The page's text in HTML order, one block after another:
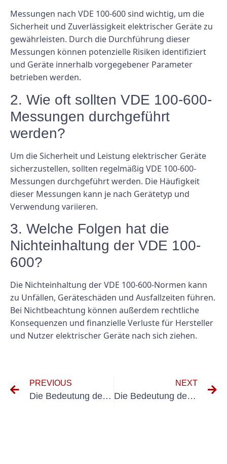
Messungen nach VDE 100-600 sind wichtig, um die
Sicherheit und Zuverlässigkeit elektrischer Geräte zu
gewährleisten. Durch die Durchführung dieser
Messungen können potenzielle Risiken identifiziert
und Geräte innerhalb vorgegebener Parameter
betrieben werden.
2. Wie oft sollten VDE 100-600-
Messungen durchgeführt
werden?
Um die Sicherheit und Leistung elektrischer Geräte
sicherzustellen, sollten regelmäßig VDE 100-600-
Messungen durchgeführt werden. Die Häufigkeit
dieser Messungen kann je nach Gerätetyp und
Verwendung variieren.
3. Welche Folgen hat die
Nichteinhaltung der VDE 100-
600?
Die Nichteinhaltung der VDE 100-600-Normen kann
zu Unfällen, Geräteschäden und Ausfallzeiten führen.
Bei Nichtbeachtung können außerdem rechtliche
Konsequenzen und finanzielle Verluste für Hersteller
und Nutzer elektrischer Geräte nach sich ziehen.
PREVIOUS
Die Bedeutung des Prüfprotokolls für elektrische Anlagen für die Gewährleistung von Sicherheit und Compliance
NEXT
Die Bedeutung des Prüfprotokolls für elektrische Geräte bei der Gewährleistung der Sicherheitskonformität